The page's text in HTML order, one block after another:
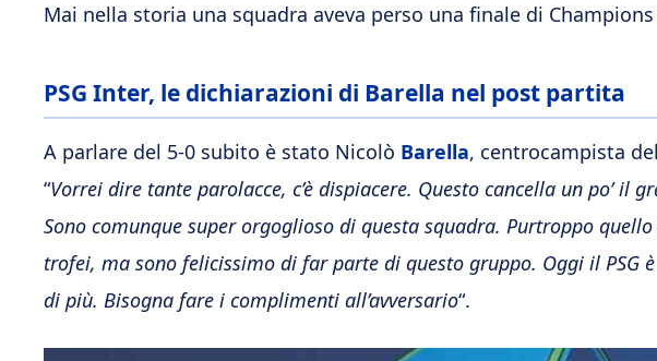
Mai nella storia una squadra aveva perso una finale di
PSG Inter, le dichiarazioni di Barella nel post partita
A parlare del 5-0 subito è stato Nicolò Barella, centrocampista
“Vorrei dire tante parolacce, c’è dispiacere. Questo cancella un po’ il
Sono comunque super orgoglioso di questa squadra. Purtroppo
trofei, ma sono felicissimo di far parte di questo gruppo. Oggi il PSG
di più. Bisogna fare i complimenti all’avversario“.